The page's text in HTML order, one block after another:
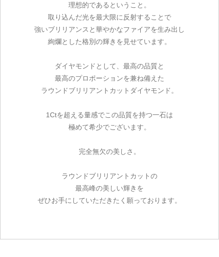
理想的であるということ。
取り込んだ光を最大限に反射することで
強いブリリアンスと華やかなファイアを生み出し
絢爛とした格別の輝きを見せています。
ダイヤモンドとして、最高の品質と
最高のプロポーションを兼ね備えた
ラウンドブリリアントカットダイヤモンド。
1Ctを超える量感でこの品質を持つ一石は
極めて希少でございます。
完全無欠の美しさ。
ラウンドブリリアントカットの
最高峰の美しい輝きを
ぜひお手にしていただきたく願っております。